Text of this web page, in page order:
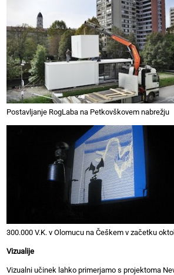
Postavljanje RogLaba na Petkovškovem nabrežju
300.000 V.K. v Olomucu na Češkem v začetku
Vizualije
Vizualni učinek lahko primerjamo s projektoma